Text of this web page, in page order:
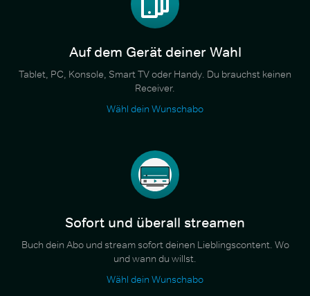
Auf dem Gerät deiner Wahl
Tablet, PC, Konsole, Smart TV oder Handy. Du brauchst keinen
Receiver.
Wähl dein Wunschabo
Sofort und überall streamen
Buch dein Abo und stream sofort deinen Lieblingscontent. Wo
und wann du willst.
Wähl dein Wunschabo